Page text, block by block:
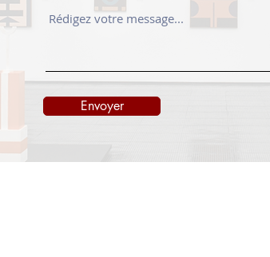
Envoyer